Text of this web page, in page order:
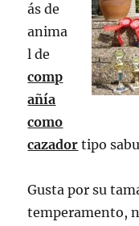
ás de
anima
l de
comp
añía
como
cazador tipo
Gusta por su
temperamento,